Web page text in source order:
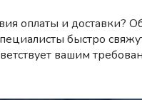
оплаты и доставки?
быстро
вашим